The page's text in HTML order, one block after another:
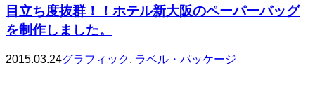
目立ち度抜群！！ホテル新大阪のペーパーバッグ
を制作しました。
2015.03.24グラフィック, ラベル・パッケージ